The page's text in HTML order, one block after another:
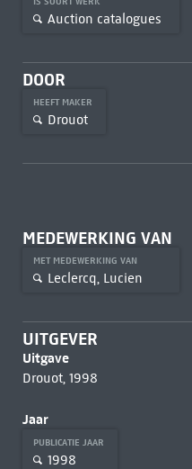
Auction catalogues
DOOR
HEEFT MAKER
Drouot
MEDEWERKING VAN
MET MEDEWERKING VAN
Leclercq, Lucien
UITGEVER
Uitgave
Drouot, 1998
Jaar
PUBLICATIE JAAR
1998